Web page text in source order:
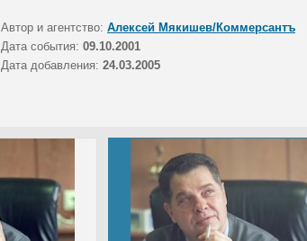
Автор и агентство: Алексей Мякишев/Коммерсантъ
Дата события: 09.10.2001
Дата добавления: 24.03.2005